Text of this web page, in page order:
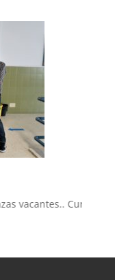
vacantes.. Curso 2026-